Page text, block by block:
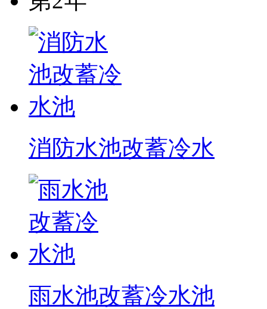
消防水池改蓄冷水
雨水池改蓄冷水池